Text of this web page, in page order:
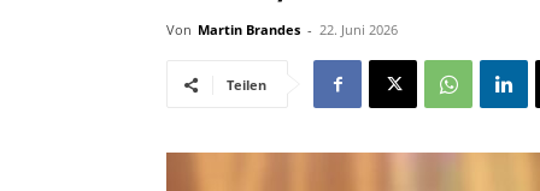
Von Martin Brandes - 22. Juni 2026
Teilen